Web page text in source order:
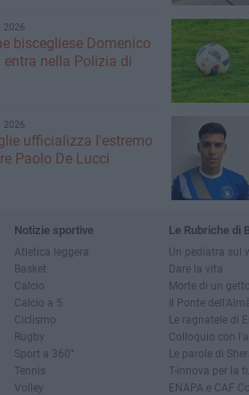
2026
biscegliese Domenico
entra nella Polizia di
2026
ufficializza l'estremo
Paolo De Lucci
Notizie sportive
Atletica leggera
Basket
Calcio
Calcio a 5
Ciclismo
Rugby
Sport a 360°
Tennis
Volley
Le Rubriche di
Un pediatra sul
Dare la vita
Morte di un
Il Ponte
Le ragnatele di
Colloquio con
Le parole di
T-innova per la
ENAPA e CAF